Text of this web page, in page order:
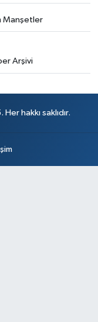
Manşetler
Arşivi
hakkı saklıdır.